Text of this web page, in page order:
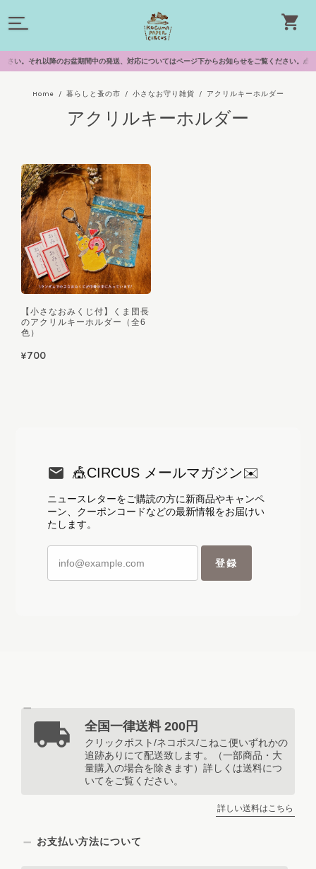
。それ以降のお盆期間中の発送、対応についてはページ下からお知らせをご覧くださ
Home 暮らしと蚤の市 小さなお守り雑貨 アクリルキーホルダー
アクリルキーホルダー
【小さなおみくじ付】くま団長
のアクリルキーホルダー（全6
色）
¥700
🎪CIRCUS メールマガジン✉️
ニュースレターをご購読の方に新商品やキャンペ
ーン、クーポンコードなどの最新情報をお届けい
たします。
登録
全国一律送料 200円
クリックポスト/ネコポス/こねこ便いずれかの
追跡ありにて配送致します。（一部商品・大
量購入の場合を除きます）詳しくは送料につ
いてをご覧ください。
詳しい送料はこちら
お支払い方法について